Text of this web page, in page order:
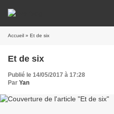
Accueil » Et de six
Et de six
Publié le 14/05/2017 à 17:28
Par Yan